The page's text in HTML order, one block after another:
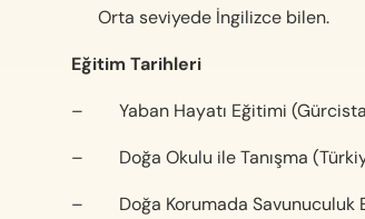
Orta seviyede İngilizce bilen.
Eğitim Tarihleri
– Yaban Hayatı Eğitimi
– Doğa Okulu ile Tanışma
– Doğa Korumada Savunuculuk